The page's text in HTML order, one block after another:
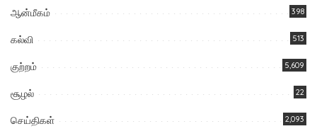
ஆன்மீகம் 398
கல்வி 513
குற்றம் 5,609
சூழல் 22
செய்திகள் 2,093